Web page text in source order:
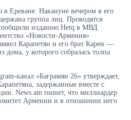
в Ереване. Накануне вечером в его
группа лиц. Проводятся
изданию Hetq в МВД
«Новости-Армения»
Карапетян и его брат Карен —
у которого собралась толпа
канал «Баграмян 26» утверждает,
задержанные вместе с
News.am пишет, что миллиардер
Армении и в отношении него